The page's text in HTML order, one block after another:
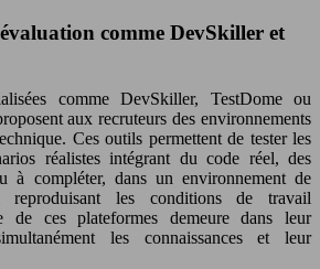
comme DevSkiller et
comme DevSkiller, TestDome ou
aux recruteurs des environnements
Ces outils permettent de tester les
réalistes intégrant du code réel, des
à compléter, dans un environnement de
reproduisant les conditions de travail
de ces plateformes demeure dans leur
les connaissances et leur